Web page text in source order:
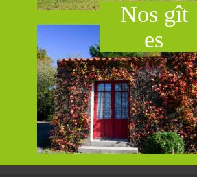
Nos g​ît​
es